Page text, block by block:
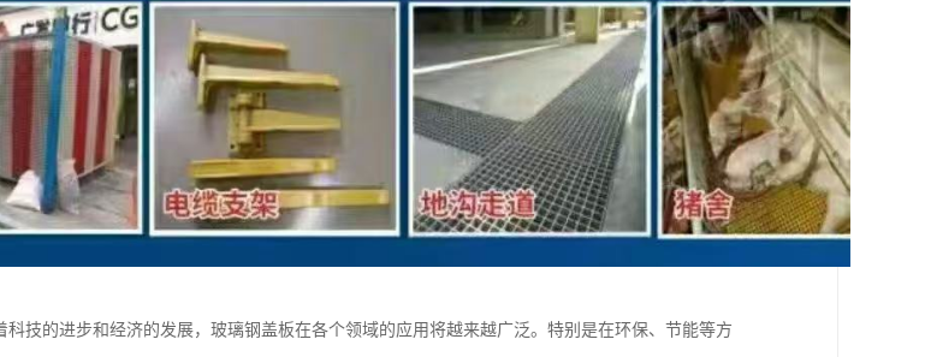
技的进步和经济的发展，玻璃钢盖板在各个领域的应用将越来越广泛。特别是在环保、节能等方